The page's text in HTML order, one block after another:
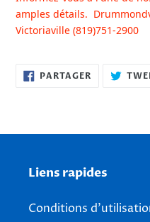
amples détails.
Victoriaville (819)751-2900
PARTAGERPARTAGER
SUR
Liens rapides
Conditions